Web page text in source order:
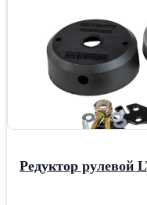
Группа 5: 32 мм (1¼") /
(G1½") Материалы полукорпусов: полипропилен (-30…+90°C,
зеленый) / полиамид (-
+120°C) / алюминий (до +300°C) Исполнение по
крепежу: нижняя пластина — стандартная / длинная / двойная /
тройная / под углом 90°,
промежуточная, крепеж
России; Опт любого
Редуктор рулевой